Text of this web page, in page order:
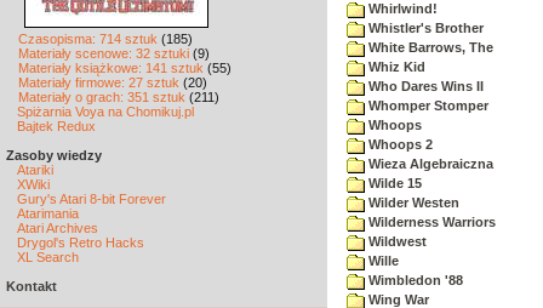
Czasopisma: 714 sztuk (185)
Materiały scenowe: 32 sztuki (9)
Materiały książkowe: 141 sztuk (55)
Materiały firmowe: 27 sztuk (20)
Materiały o grach: 351 sztuk (211)
Spiżarnia Voya na Chomikuj.pl
Bajtek Redux
Zasoby wiedzy
Atariki
XWiki
Gury's Atari 8-bit Forever
Atarimania
Atari Archives
Drygol's Retro Hacks
XL Search
Kontakt
Whirlwind!
Whistler's Brother
White Barrows, The
Whiz Kid
Who Dares Wins II
Whomper Stomper
Whoops
Whoops 2
Wieza Algebraiczna
Wilde 15
Wilder Westen
Wilderness Warriors
Wildwest
Wille
Wimbledon '88
Wing War